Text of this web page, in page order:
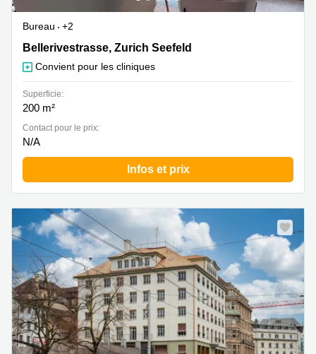
Bureau
+2
Bellerivestrasse 36, Zurich Seefeld
Bellerivestrasse, Zurich Seefeld
Convient pour les cliniques
Superficie:
200 m²
Contact pour le prix:
N/A
Infos et prix